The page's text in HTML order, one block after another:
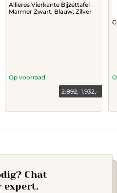
Allieres Vierkante Bijzettafel
Marmer Zwart, Blauw, Zilver
1.932,-
Current
2.892,-
Original
Op voorraad
Chat
expert.